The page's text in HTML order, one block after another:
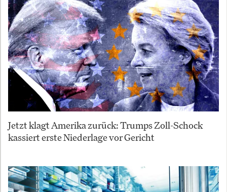
Jetzt klagt Amerika zurück: Trumps Zoll-Schock
kassiert erste Niederlage vor Gericht